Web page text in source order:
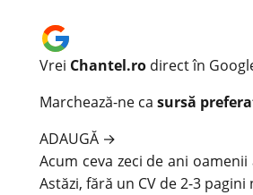
Vrei Chantel.ro direct în
Marchează-ne ca sursă
ADAUGĂ →
Acum ceva zeci de ani
Astăzi, fără un CV de 2-3